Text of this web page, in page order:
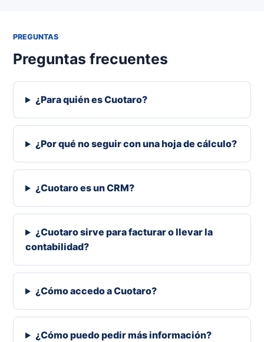
PREGUNTAS
Preguntas frecuentes
¿Para quién es Cuotaro?
¿Por qué no seguir con una hoja de cálculo?
¿Cuotaro es un CRM?
¿Cuotaro sirve para facturar o llevar la
contabilidad?
¿Cómo accedo a Cuotaro?
¿Cómo puedo pedir más información?